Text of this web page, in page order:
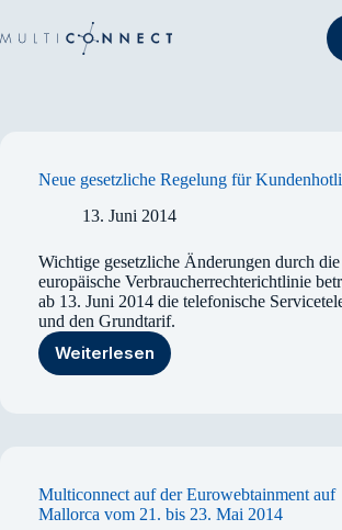
springen
Neue gesetzliche Regelung für
13. Juni 2014
Wichtige gesetzliche Änderungen durch die
europäische Verbraucherrechterichtlinie
ab 13. Juni 2014 die telefonische
und den Grundtarif.
Weiterlesen
Neue
Multiconnect auf der Eurowebtainment auf
Mallorca vom 21. bis 23. Mai 2014